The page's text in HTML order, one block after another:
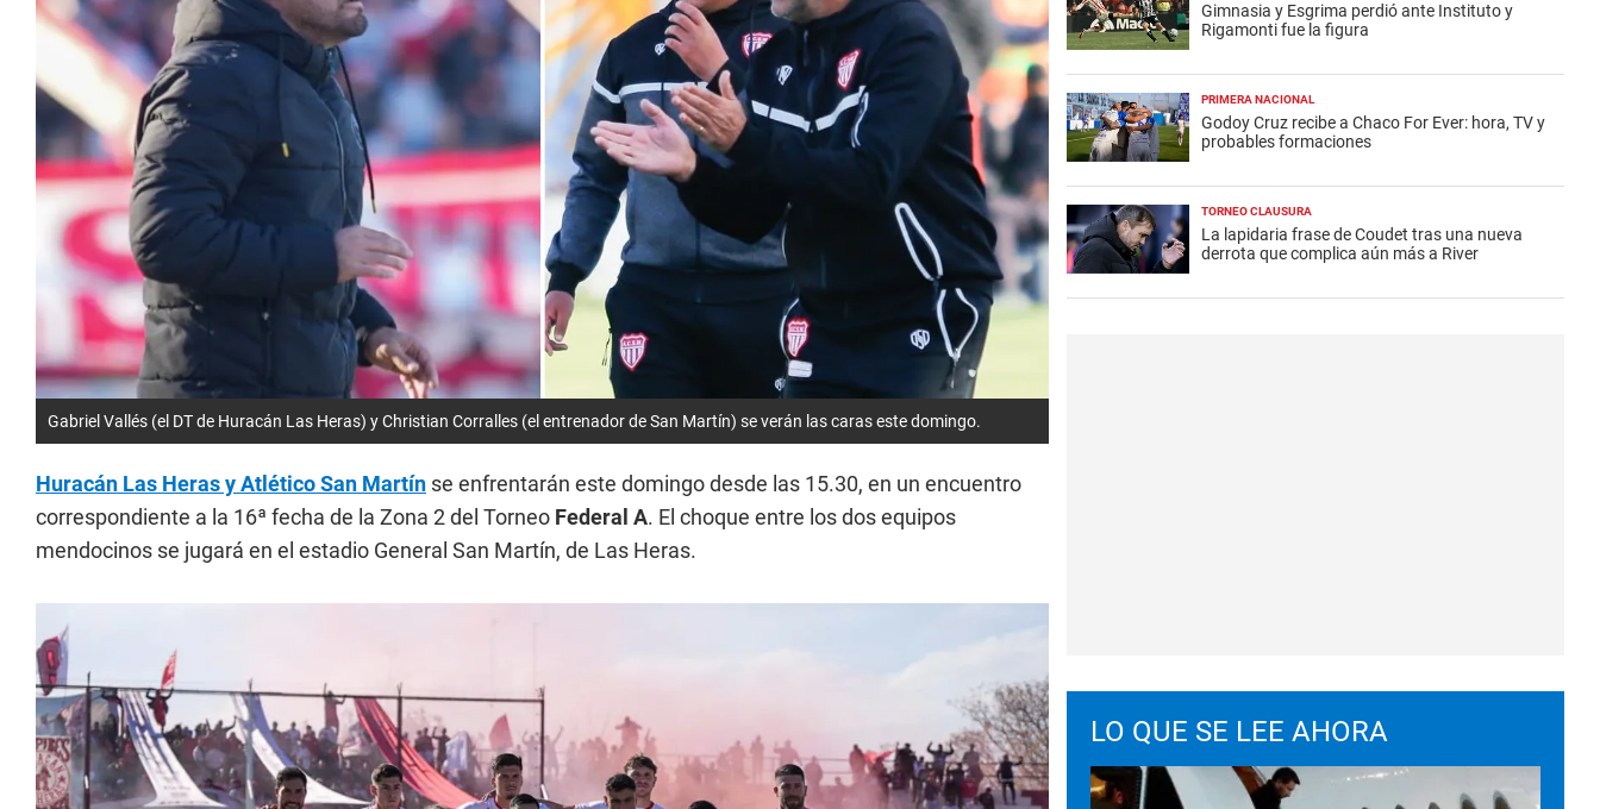
Gabriel Vallés (el DT de Huracán Las Heras) y Christian Corralles (el entrenador de San Martín) se verán las caras este domingo.
Huracán Las Heras y Atlético San Martín se enfrentarán este domingo desde las 15.30, en un encuentro
correspondiente a la 16ª fecha de la Zona 2 del Torneo Federal A. El choque entre los dos equipos
mendocinos se jugará en el estadio General San Martín, de Las Heras.
Gimnasia y Esgrima perdió ante Instituto y
Rigamonti fue la figura
PRIMERA NACIONAL
Godoy Cruz recibe a Chaco For Ever: hora, TV y
probables formaciones
TORNEO CLAUSURA
La lapidaria frase de Coudet tras una nueva
derrota que complica aún más a River
LO QUE SE LEE AHORA